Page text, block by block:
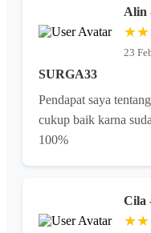
Alin
23
SURGA33
Pendapat saya
cukup baik karna
100%
Cila